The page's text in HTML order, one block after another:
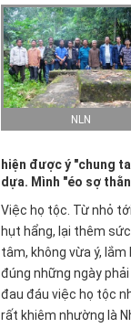
NLN
hiện được ý "chung
dựa. Mình "éo sợ
Việc họ tộc. Từ nhỏ
hụt hẩng, lại thêm
tâm, không vừa ý,
đúng những ngày
đau đáu việc họ tộc
rất khiêm nhường là